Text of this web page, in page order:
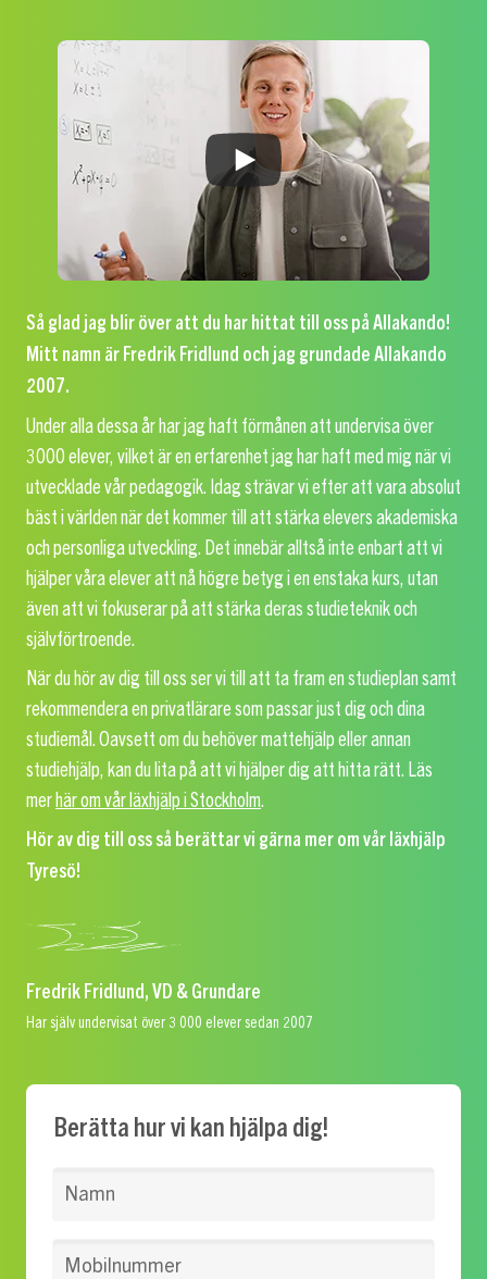
Så glad jag blir över att du har hittat till oss på Allakando!
Mitt namn är Fredrik Fridlund och jag grundade Allakando
2007.
Under alla dessa år har jag haft förmånen att undervisa över
3000 elever, vilket är en erfarenhet jag har haft med mig när vi
utvecklade vår pedagogik. Idag strävar vi efter att vara absolut
bäst i världen när det kommer till att stärka elevers akademiska
och personliga utveckling. Det innebär alltså inte enbart att vi
hjälper våra elever att nå högre betyg i en enstaka kurs, utan
även att vi fokuserar på att stärka deras studieteknik och
självförtroende.
När du hör av dig till oss ser vi till att ta fram en studieplan samt
rekommendera en privatlärare som passar just dig och dina
studiemål. Oavsett om du behöver mattehjälp eller annan
studiehjälp, kan du lita på att vi hjälper dig att hitta rätt. Läs
merhär om vår läxhjälp i Stockholm.
Hör av dig till oss så berättar vi gärna mer om vår läxhjälp
Tyresö!
Fredrik Fridlund, VD & Grundare
Har själv undervisat över 3 000 elever sedan 2007
Berätta hur vi kan hjälpa dig!
Namn
Mobilnummer